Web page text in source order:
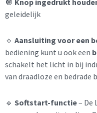
🔘 Knop ingedrukt
geleidelijk
🔹 Aansluiting voor een
bediening kunt u ook een
schakelt het licht in bij
van draadloze en bedrade
🔹 Softstart-functie– De